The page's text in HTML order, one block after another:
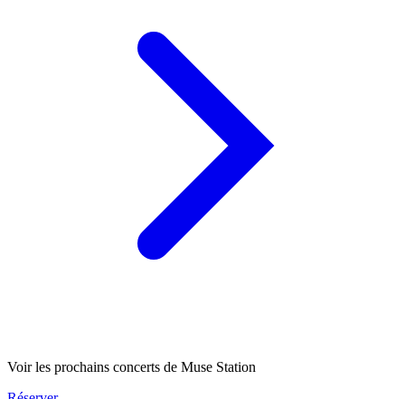
Voir les prochains concerts de Muse Station